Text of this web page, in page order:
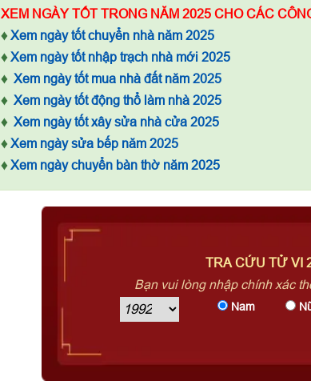
XEM NGÀY TỐT TRONG NĂM 2025 CHO CÁC
♦ Xem ngày tốt chuyển nhà năm 2025
♦ Xem ngày tốt nhập trạch nhà mới 2025
♦ Xem ngày tốt mua nhà đất năm 2025
♦ Xem ngày tốt động thổ làm nhà 2025
♦ Xem ngày tốt xây sửa nhà cửa 2025
♦ Xem ngày sửa bếp năm 2025
♦ Xem ngày chuyển bàn thờ năm 2025
TRA CỨU TỬ VI
Bạn vui lòng nhập chính xác
Nam